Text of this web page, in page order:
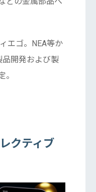
エゴ。NEA等か
開発および製
クティブ